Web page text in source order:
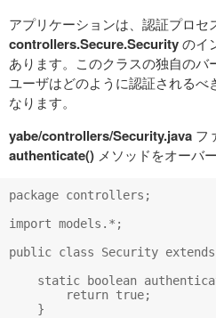
アプリケーションは、認証プロセ
controllers.Secure.Securityのイ
あります。このクラスの独自のバ
ユーザはどのように認証されるべ
なります。
yabe/controllers/Security.java フ
authenticate() メソッドをオーバ
package controllers;
import models.*;
public class Security
static boolean
        return true;
    }